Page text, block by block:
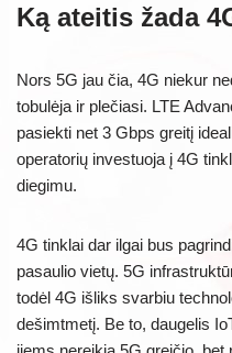
Ką ateitis žada
Nors 5G jau čia, 4G niekur
tobulėja ir plečiasi. LTE
pasiekti net 3 Gbps greitį
operatorių investuoja į 4G
diegimu.
4G tinklai dar ilgai bus
pasaulio vietų. 5G
todėl 4G išliks svarbiu
dešimtmetį. Be to, daugelis